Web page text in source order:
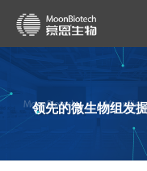
领先的微生物组发